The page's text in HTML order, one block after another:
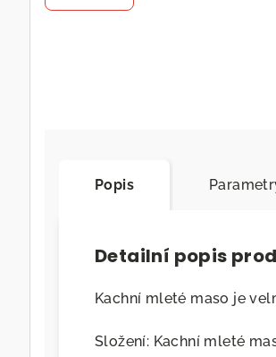
Popis
Detailní popis
Kachní mleté maso je
Složení: Kachní mleté